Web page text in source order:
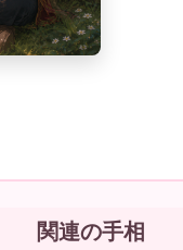
関連の手相